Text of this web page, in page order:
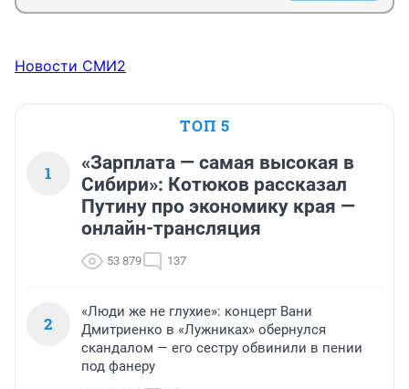
Новости СМИ2
ТОП 5
1
«Зарплата — самая высокая в
Сибири»: Котюков рассказал
Путину про экономику края —
онлайн-трансляция
53 879 137
2
«Люди же не глухие»: концерт Вани
Дмитриенко в «Лужниках» обернулся
скандалом — его сестру обвинили в пении
под фанеру